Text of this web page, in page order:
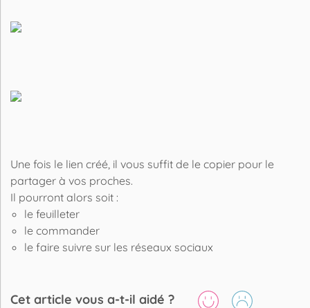
Une fois le lien créé, il vous suffit de le copier pour le
partager à vos proches.
Il pourront alors soit :
le feuilleter
le commander
le faire suivre sur les réseaux sociaux
Cet article vous a-t-il aidé ?